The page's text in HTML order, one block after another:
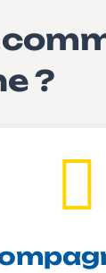
?